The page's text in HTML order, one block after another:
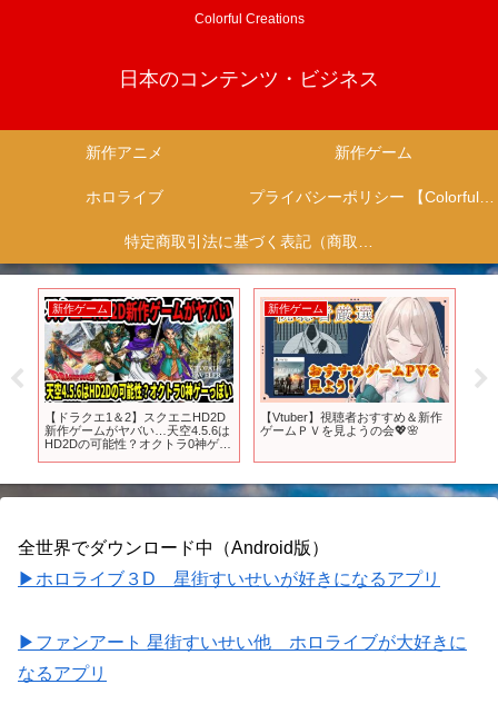
Colorful Creations
日本のコンテンツ・ビジネス
新作アニメ 新作ゲーム
ホロライブ プライバシーポリシー 【Colorful Creation】
特定商取引法に基づく表記（商取引に関する開示）
新作ゲーム
【新作総まとめ】前代未聞の新作
ラッシュ…今後発売の超期待作50
連発！！【前編】
新作アニメ
真美子夫人はお金遣いが荒いの
か？#大谷翔平 #野球 #ドジャース
全世界でダウンロード中（Android版）
▶ホロライブ３D 星街すいせいが好きになるアプリ
▶ファンアート 星街すいせい他 ホロライブが大好きに
なるアプリ